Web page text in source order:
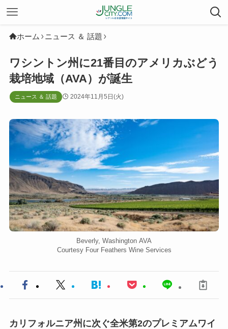
ホーム ニュース ＆ 話題
ワシントン州に21番目のアメリカぶどう
栽培地域（AVA）が誕生
ニュース ＆ 話題 2024年11月5日(火)
Beverly, Washington AVA
Courtesy Four Feathers Wine Services
カリフォルニア州に次ぐ全米第2のプレミアムワイ